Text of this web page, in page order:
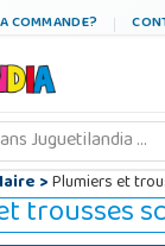
COMMANDE?
>Plumiers et
trousses